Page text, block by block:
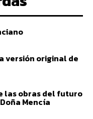
versión original de
las obras del futuro
Mencía